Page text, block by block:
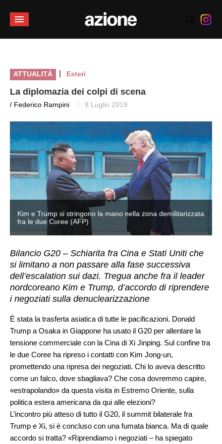
ATTUALITÀ | Esteri
La diplomazia dei colpi di scena
/ Federico Rampini 8 Luglio 2019
Kim e Trump si stringono la mano nella zona demilitarizzata
fra le due Coree (AFP)
Bilancio G20 – Schiarita fra Cina e Stati Uniti che
si limitano a non passare alla fase successiva
dell’escalation sui dazi. Tregua anche fra il leader
nordcoreano Kim e Trump, d’accordo di riprendere
i negoziati sulla denuclearizzazione
È stata la trasferta asiatica di tutte le pacificazioni. Donald
Trump a Osaka in Giappone ha usato il G20 per allentare la
tensione commerciale con la Cina di Xi Jinping. Sul confine tra
le due Coree ha ripreso i contatti con Kim Jong-un,
promettendo una ripresa dei negoziati. Chi lo aveva descritto
come un falco, dove sbagliava? Che cosa dovremmo capire,
«estrapolando» da questa visita in Estremo Oriente, sulla
politica estera americana da qui alle elezioni?
L’incontro più atteso di tutto il G20, il summit bilaterale fra
Trump e Xi, si è concluso con una fumata bianca. Ma di quale
accordo si tratta? «Riprendiamo i negoziati – ha spiegato